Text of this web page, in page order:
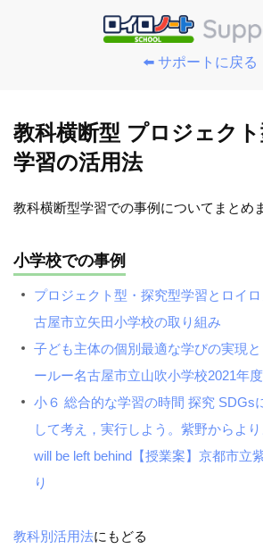
⬅️ サポートに戻る
教科横断型 プロジェク
学習の活用法
教科横断型学習での事例についてまとめ
小学校での事例
プロジェクト型・探究型学習とロイ
古屋市立矢田小学校の取り組み
子ども主体の個別最適な学びの実現
ールー名古屋市立山吹小学校2021年
小６ 総合的な学習の時間 探究 SDGs
して考え，実行しよう。紫野からよ
will be left behind【授業案】京都市立
り
教科別活用法にもどる